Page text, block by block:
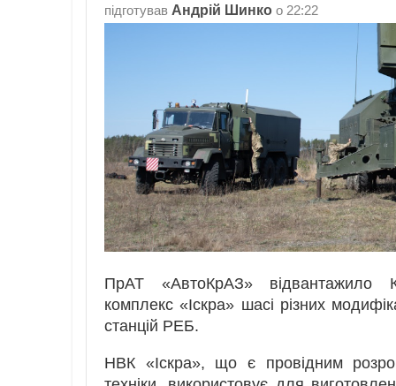
підготував Андрій Шинко о 22:22
ПрАТ «АвтоКрАЗ» відвантажило
комплекс «Іскра» шасі різних
станцій РЕБ.
НВК «Іскра», що є провідним